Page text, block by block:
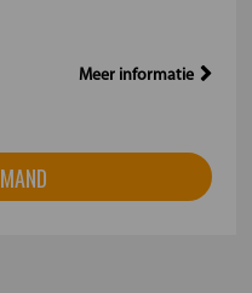
Meer informatie